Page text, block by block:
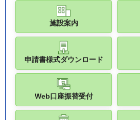
施設案内
申請書様式ダウンロード
Web口座振替受付